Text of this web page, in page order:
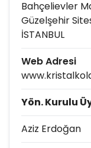
Bahçelievler
Güzelşehir
İSTANBUL
Web Adresi
Yön. Kurulu
Aziz Erdoğan